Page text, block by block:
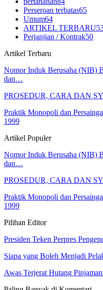
Perseroan terbatas65
Umum64
ARTIKEL TERBARU
Perjanjian / Kontrak50
Artikel Terbaru
Nomor Induk Berusaha (NIB)
dan…
PROSEDUR, CARA DAN
Praktik Monopoli dan
1999
Artikel Populer
Nomor Induk Berusaha (NIB)
dan…
PROSEDUR, CARA DAN
Praktik Monopoli dan
1999
Pilihan Editor
Presiden Teken Perpres
Siapa yang Boleh Menjadi
Awas Terjerat Hutang